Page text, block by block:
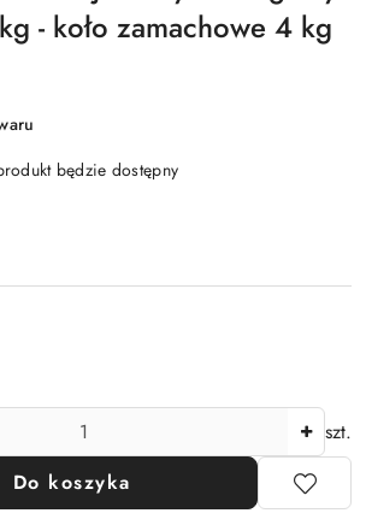
- koło zamachowe 4 kg
będzie dostępny
szt.
Do koszyka